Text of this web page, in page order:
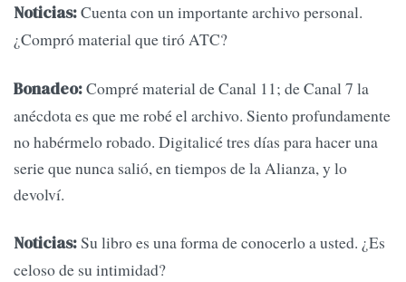
Noticias:Cuenta con un importante archivo personal.
¿Compró material que tiró ATC?
Bonadeo:Compré material de Canal 11; de Canal 7 la
anécdota es que me robé el archivo. Siento profundamente
no habérmelo robado. Digitalicé tres días para hacer una
serie que nunca salió, en tiempos de la Alianza, y lo
devolví.
Noticias:Su libro es una forma de conocerlo a usted. ¿Es
celoso de su intimidad?